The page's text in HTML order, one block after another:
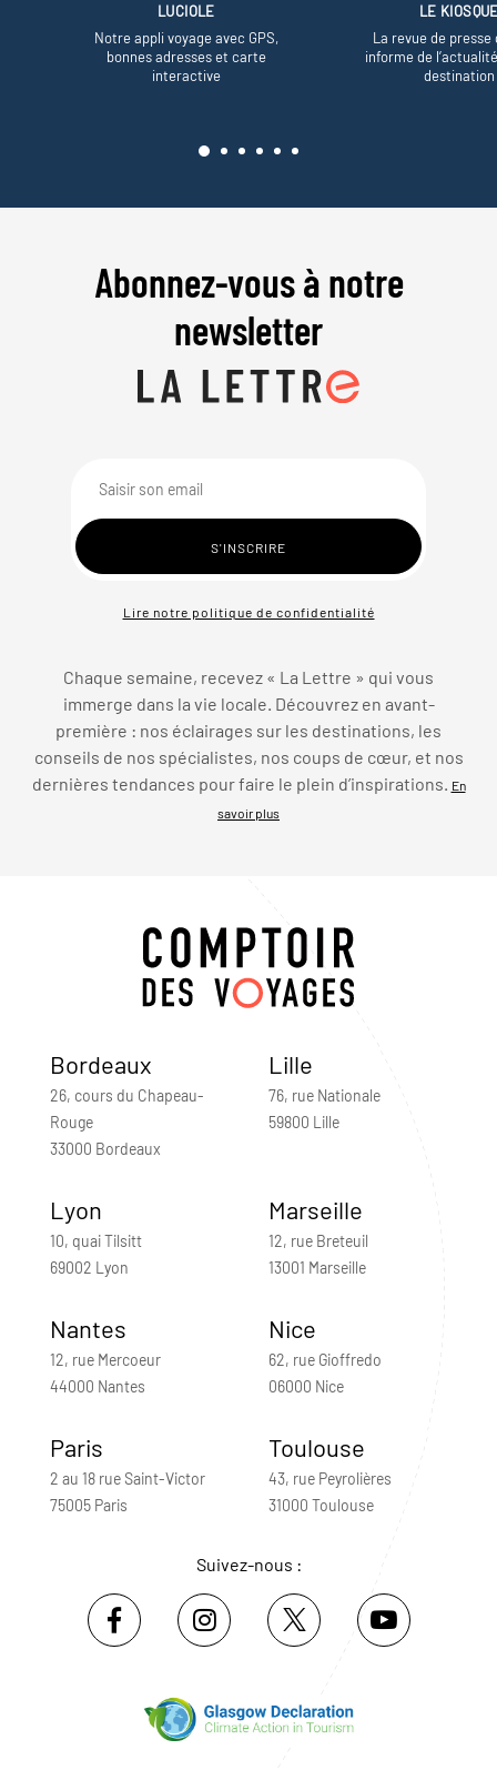
LUCIOLE
Notre appli voyage avec GPS,
bonnes adresses et carte
interactive
LE
La revue de presse
informe de
destination
Abonnez-vous à notre
newsletter
Lire notre politique de confidentialité
Chaque semaine, recevez « La Lettre » qui vous
immerge dans la vie locale. Découvrez en avant-
première : nos éclairages sur les destinations, les
conseils de nos spécialistes, nos coups de cœur, et nos
dernières tendances pour faire le plein d’inspirations. En
savoir plus
Bordeaux
26, cours du Chapeau-
Rouge
33000 Bordeaux
Lille
76, rue Nationale
59800 Lille
Lyon
10, quai Tilsitt
69002 Lyon
Marseille
12, rue Breteuil
13001 Marseille
Nantes
12, rue Mercoeur
44000 Nantes
Nice
62, rue Gioffredo
06000 Nice
Paris
2 au 18 rue Saint-Victor
75005 Paris
Toulouse
43, rue Peyrolières
31000 Toulouse
Suivez-nous :